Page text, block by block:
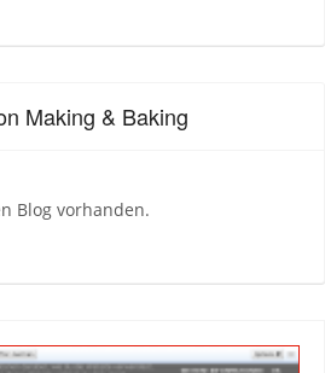
Making & Baking
Blog vorhanden.